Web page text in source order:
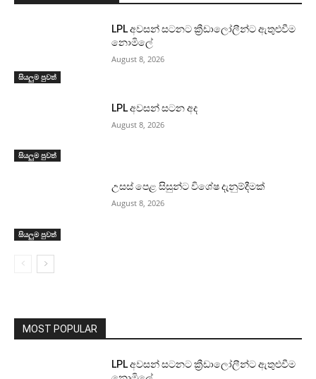
සියලුම පුවත්
LPL අවසන් සටනට ක්‍රීඩාලෝලීන්ට ඇතුළුවීම
නොමිලේ
August 8, 2026
සියලුම පුවත්
LPL අවසන් සටන අද
August 8, 2026
සියලුම පුවත්
උසස් පෙළ සිසුන්ට විශේෂ දැනුම්දීමක්
August 8, 2026
MOST POPULAR
LPL අවසන් සටනට ක්‍රීඩාලෝලීන්ට ඇතුළුවීම